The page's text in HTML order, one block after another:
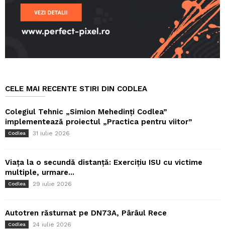
CELE MAI RECENTE STIRI DIN CODLEA
Colegiul Tehnic „Simion Mehedinți Codlea”
implementează proiectul „Practica pentru viitor”
Codlea 31 iulie 2026
Viața la o secundă distanță: Exercițiu ISU cu victime
multiple, urmare...
Codlea 29 iulie 2026
Autotren răsturnat pe DN73A, Pârâul Rece
Codlea 24 iulie 2026